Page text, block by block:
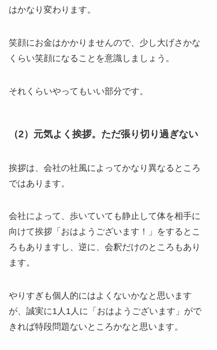
はかなり変わります。
笑顔にお金はかかりませんので、少し大げさかな
くらい笑顔になることを意識しましょう。
それくらいやってもいい部分です。
（2）元気よく挨拶。ただ張り切り過ぎない
挨拶は、会社の社風によってかなり異なるところ
ではあります。
会社によって、歩いていても静止して体を相手に
向けて挨拶「おはようございます！」をするとこ
ろもありますし、逆に、会釈だけのところもあり
ます。
やりすぎも個人的にはよくないかなと思います
が、 誠実に1人1人に「おはようございます」 がで
きれば特段問題ないところかなと思います。